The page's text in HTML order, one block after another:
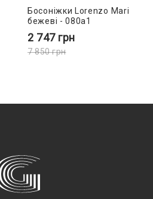
Босоніжки Lorenzo Mari
бежеві - 080a1
2 747 грн
7 850грн